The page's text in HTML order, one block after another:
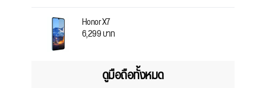
Honor X7
6,299 บาท
ดูมือถือทั้งหมด